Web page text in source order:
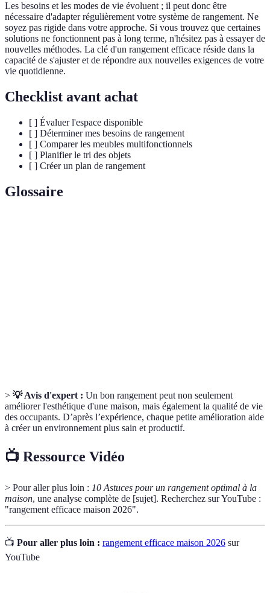
Les besoins et les modes de vie évoluent ; il peut donc être
nécessaire d'adapter régulièrement votre système de rangement. Ne
soyez pas rigide dans votre approche. Si vous trouvez que certaines
solutions ne fonctionnent pas à long terme, n'hésitez pas à essayer de
nouvelles méthodes. La clé d'un rangement efficace réside dans la
capacité de s'ajuster et de répondre aux nouvelles exigences de votre
vie quotidienne.
Checklist avant achat
[ ] Évaluer l'espace disponible
[ ] Déterminer mes besoins de rangement
[ ] Comparer les meubles multifonctionnels
[ ] Planifier le tri des objets
[ ] Créer un plan de rangement
Glossaire
> 💡 Avis d'expert : Un bon rangement peut non seulement
améliorer l'esthétique d'une maison, mais également la qualité de vie
des occupants. D’après l’expérience, chaque petite amélioration aide
à créer un environnement plus sain et productif.
📺 Ressource Vidéo
> Pour aller plus loin : 10 Astuces pour un rangement optimal à la
maison, une analyse complète de [sujet]. Recherchez sur YouTube :
"rangement efficace maison 2026".
📺 Pour aller plus loin : rangement efficace maison 2026 sur
YouTube